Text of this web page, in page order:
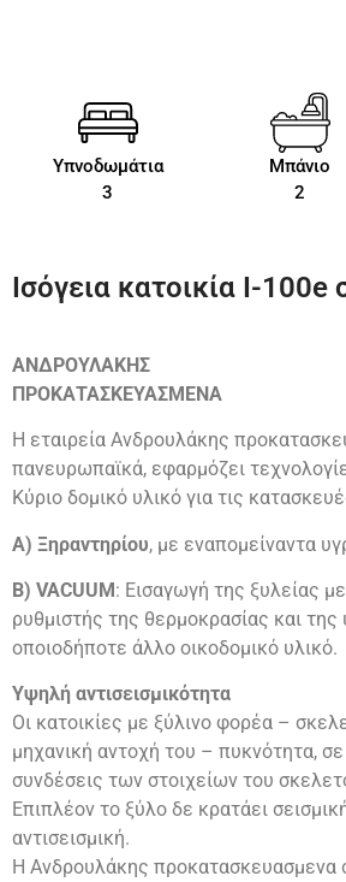
Υπνοδωμάτια
3
Μπάνιο
2
Ισόγεια κατοικία Ι-
ΑΝΔΡΟΥΛΑΚΗΣ
ΠΡΟΚΑΤΑΣΚΕΥΑΣΜΕΝΑ
Η εταιρεία Ανδρουλάκης
πανευρωπαϊκά, εφαρμόζει
Κύριο δομικό υλικό για τις
Α) Ξηραντηρίου, με εναπομείναντα
Β) VACUUM: Εισαγωγή της ξυλείας
ρυθμιστής της θερμοκρασίας και
οποιοδήποτε άλλο οικοδομικό υλικό.
Υψηλή αντισεισμικότητα
Οι κατοικίες με ξύλινο φορέα –
μηχανική αντοχή του – πυκνότητα,
συνδέσεις των στοιχείων του
Επιπλέον το ξύλο δε κρατάει
αντισεισμική.
Η Ανδρουλάκης προκατασκευασμενα